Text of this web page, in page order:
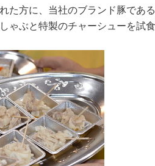
た方に、当社のブランド豚である
ゃぶと特製のチャーシューを試